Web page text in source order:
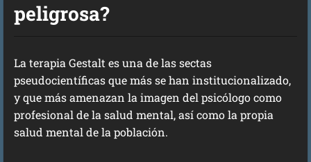
peligrosa?
La terapia Gestalt es una de las sectas
pseudocientíficas que más se han institucionalizado,
y que más amenazan la imagen del psicólogo como
profesional de la salud mental, así como la propia
salud mental de la población.